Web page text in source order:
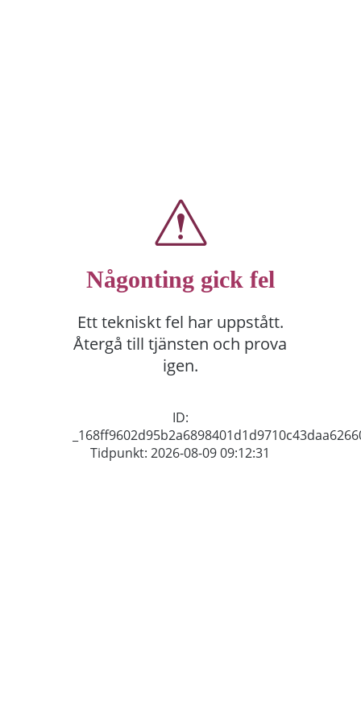
Någonting gick fel
Ett tekniskt fel har uppstått.
Återgå till tjänsten och prova
igen.
ID:
Tidpunkt: 2026-08-09 09:12:31